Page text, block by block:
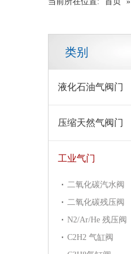
类别
液化石油气阀门
压缩天然气阀门
工业气门
二氧化碳汽水阀
二氧化碳残压阀
N2/Ar/He 残压阀
C2H2 气缸阀